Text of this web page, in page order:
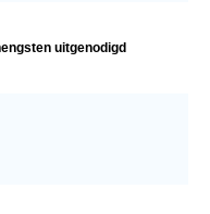
uitgenodigd